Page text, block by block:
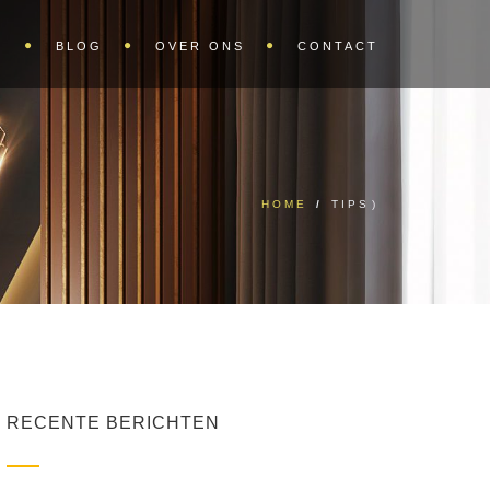
BLOG OVER ONS CONTACT
HOME / TIPS )
RECENTE BERICHTEN